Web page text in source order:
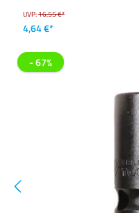
UVP:16,55 €*
4,64 €*
- 67%